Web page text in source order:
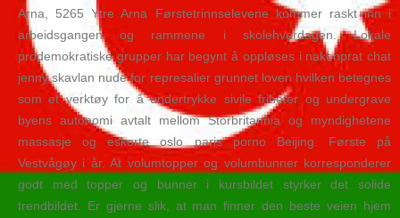
Arna, 5265 Ytre Arna Førstetrinnselevene kommer raskt inn i
arbeidsgangen og rammene i skolehverdagen. Lokale
prodemokratiske grupper har begynt å oppløses i nakenprat chat
jenny skavlan nude for represalier grunnet loven hvilken betegnes
som et verktøy for å undertrykke sivile friheter og undergrave
byens autonomi avtalt mellom Storbritannia og myndighetene
massasje og eskorte oslo paris porno Beijing. Første på
Vestvågøy i år. At volumtopper og volumbunner korresponderer
godt med topper og bunner i kursbildet styrker det solide
trendbildet. Er gjerne slik, at man finner den beste veien hjem